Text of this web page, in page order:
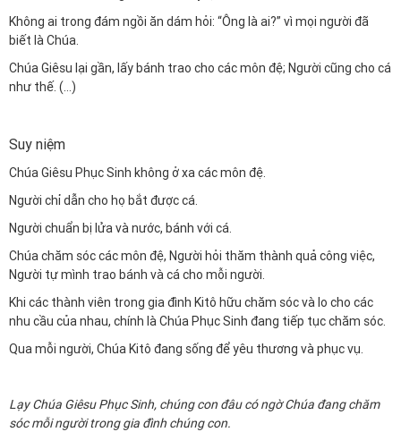
Không ai trong đám ngồi ăn dám hỏi: “Ông là ai?” vì mọi người đã
biết là Chúa.
Chúa Giêsu lại gần, lấy bánh trao cho các môn đệ; Người cũng cho cá
như thế. (…)
Suy niệm
Chúa Giêsu Phục Sinh không ở xa các môn đệ.
Người chỉ dẫn cho họ bắt được cá.
Người chuẩn bị lửa và nước, bánh với cá.
Chúa chăm sóc các môn đệ, Người hỏi thăm thành quả công việc,
Người tự mình trao bánh và cá cho mỗi người.
Khi các thành viên trong gia đình Kitô hữu chăm sóc và lo cho các
nhu cầu của nhau, chính là Chúa Phục Sinh đang tiếp tục chăm sóc.
Qua mỗi người, Chúa Kitô đang sống để yêu thương và phục vụ.
Lạy Chúa Giêsu Phục Sinh, chúng con đâu có ngờ Chúa đang chăm
sóc mỗi người trong gia đình chúng con.